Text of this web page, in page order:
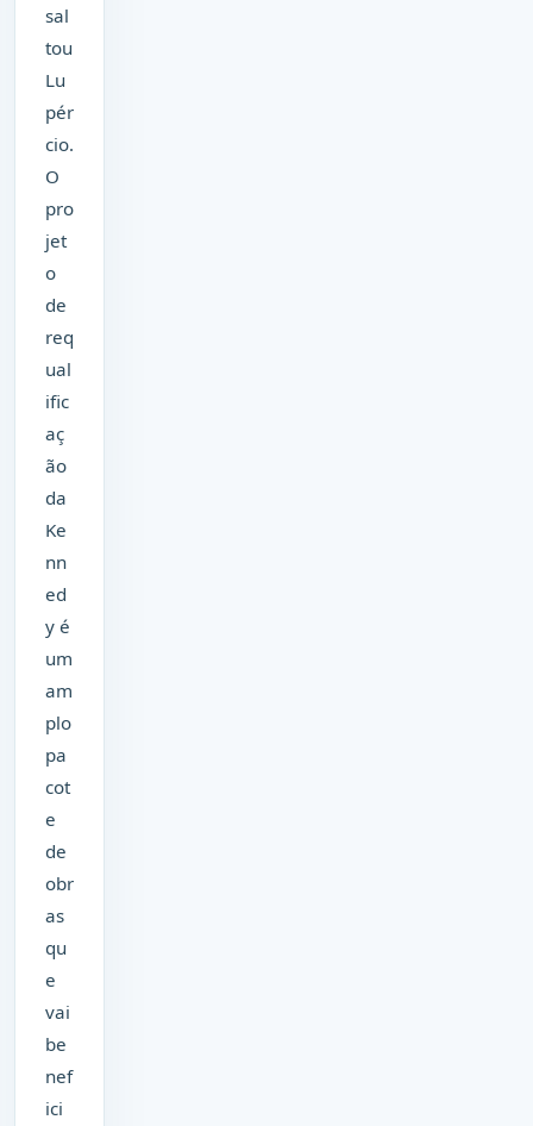
sal
tou
Lu
pér
cio.
O
pro
jet
o
de
req
ual
ific
aç
ão
da
Ke
nn
ed
y é
um
am
plo
pa
cot
e
de
obr
as
qu
e
vai
be
nef
ici